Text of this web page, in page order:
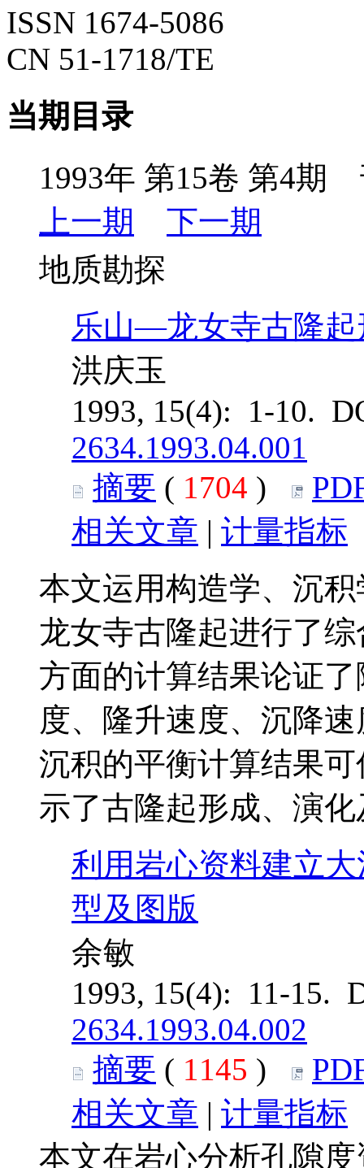
ISSN 1674-5086
CN 51-1718/TE
当期目录
1993年 第15卷 第4期
上一期
下一期
地质勘探
乐山—龙女寺古隆起
洪庆玉
1993, 15(4): 1-10.
2634.1993.04.001
摘要 ( 1704 )
相关文章 | 计量指标
本文运用构造学、沉
龙女寺古隆起进行了
方面的计算结果论证
度、隆升速度、沉降
沉积的平衡计算结果
示了古隆起形成、演
利用岩心资料建立
型及图版
余敏
1993, 15(4): 11-15.
2634.1993.04.002
摘要 ( 1145 )
相关文章 | 计量指标
本文在岩心分析孔隙